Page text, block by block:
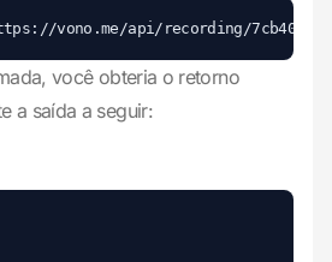
você obteria o retorno
a saída a seguir: